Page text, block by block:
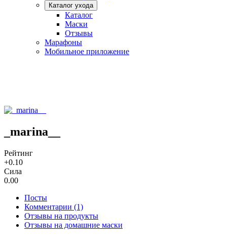
Каталог ухода
Каталог
Маски
Отзывы
Марафоны
Мобильное приложение
_marina__
Рейтинг
+0.10
Сила
0.00
Посты
Комментарии (1)
Отзывы на продукты
Отзывы на домашние маски